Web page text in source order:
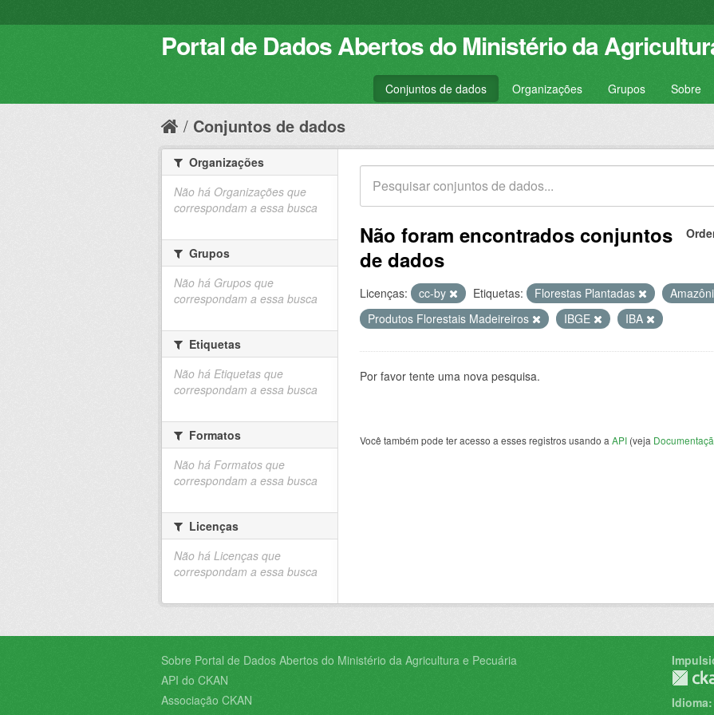
Portal de Dados Abertos do Ministério da
Conjuntos de dados Organizações Grupos Sobre
Conjuntos de dados
Não foram encontrados conjuntos
de dados
Licenças: cc-by Etiquetas: Florestas Plantadas
Produtos Florestais Madeireiros
IBGE IBA
Por favor tente uma nova pesquisa.
Você também pode ter acesso a esses registros usando a API (veja
Organizações
Não há Organizações que
correspondam a essa busca
Grupos
Não há Grupos que
correspondam a essa busca
Etiquetas
Não há Etiquetas que
correspondam a essa busca
Formatos
Não há Formatos que
correspondam a essa busca
Licenças
Não há Licenças que
correspondam a essa busca
Sobre Portal de Dados Abertos do Ministério da Agricultura e Pecuária
API do CKAN
Associação CKAN
Idioma